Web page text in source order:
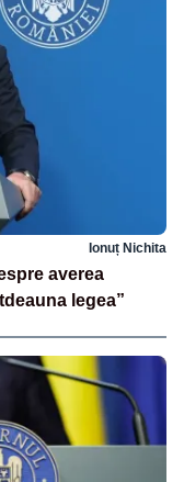
Ionuț Nichita
averea
legea”